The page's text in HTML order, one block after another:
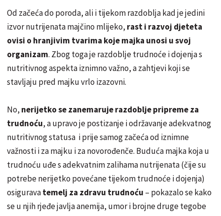
Od začeća do poroda, ali i tijekom razdoblja kad je jedini
izvor nutrijenata majčino mlijeko, rast i razvoj djeteta
ovisi o hranjivim tvarima koje majka unosi u svoj
organizam. Zbog toga je razdoblje trudnoće i dojenja s
nutritivnog aspekta iznimno važno, a zahtjevi koji se
stavljaju pred majku vrlo izazovni.
No, nerijetko se zanemaruje razdoblje pripreme za
trudnoću, a upravo je postizanje i održavanje adekvatnog
nutritivnog statusa i prije samog začeća od iznimne
važnosti i za majku i za novorođenče. Buduća majka koja u
trudnoću uđe s adekvatnim zalihama nutrijenata (čije su
potrebe nerijetko povećane tijekom trudnoće i dojenja)
osiguravatemelj za zdravu trudnoću – pokazalo se kako
se u njih rjeđe javlja anemija, umor i brojne druge tegobe